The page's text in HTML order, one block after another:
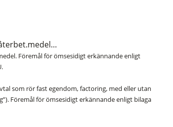
Föremål för ömsesidigt erkännande enligt
som rör fast egendom, factoring, med eller utan
Föremål för ömsesidigt erkännande enligt bilaga